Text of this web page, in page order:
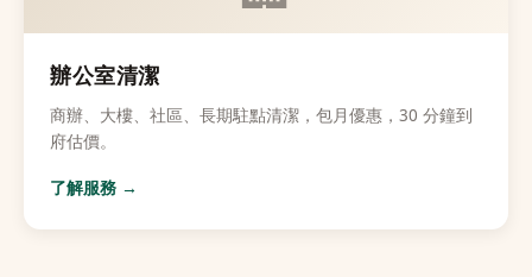
辦公室清潔
商辦、大樓、社區、長期駐點清潔，包月優惠，30 分鐘到
府估價。
了解服務 →